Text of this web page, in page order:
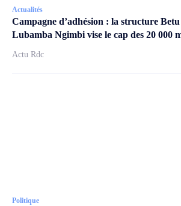
Actualités
Campagne d’adhésion : la structure
Lubamba Ngimbi vise le cap des 20 000
Actu Rdc
Politique